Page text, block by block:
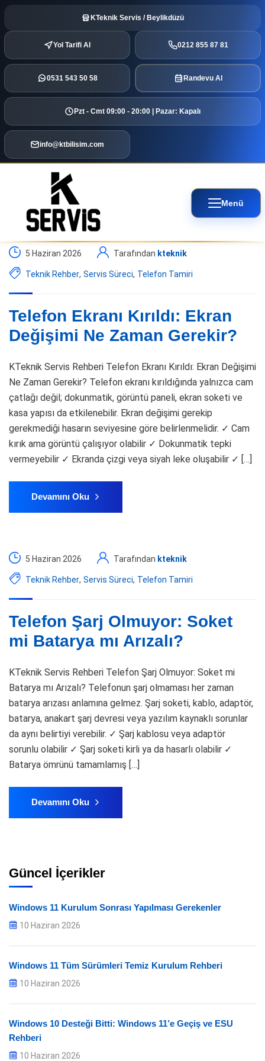
KTeknik Servis / Beylikdüzü
Yol Tarifi Al 0212 855 87 81
0531 543 50 58 Randevu Al
Pzt - Cmt 09:00 - 20:00 | Pazar: Kapalı
info@ktbilisim.com
Menü
5 Haziran 2026 Tarafından kteknik
Teknik Rehber, Servis Süreci, Telefon Tamiri
Telefon Ekranı Kırıldı: Ekran
Değişimi Ne Zaman Gerekir?
KTeknik Servis Rehberi Telefon Ekranı Kırıldı: Ekran Değişimi
Ne Zaman Gerekir? Telefon ekranı kırıldığında yalnızca cam
çatlağı değil; dokunmatik, görüntü paneli, ekran soketi ve
kasa yapısı da etkilenebilir. Ekran değişimi gerekip
gerekmediği hasarın seviyesine göre belirlenmelidir. ✓ Cam
kırık ama görüntü çalışıyor olabilir ✓ Dokunmatik tepki
vermeyebilir ✓ Ekranda çizgi veya siyah leke oluşabilir ✓ […]
Devamını Oku
5 Haziran 2026 Tarafından kteknik
Teknik Rehber, Servis Süreci, Telefon Tamiri
Telefon Şarj Olmuyor: Soket
mi Batarya mı Arızalı?
KTeknik Servis Rehberi Telefon Şarj Olmuyor: Soket mi
Batarya mı Arızalı? Telefonun şarj olmaması her zaman
batarya arızası anlamına gelmez. Şarj soketi, kablo, adaptör,
batarya, anakart şarj devresi veya yazılım kaynaklı sorunlar
da aynı belirtiyi verebilir. ✓ Şarj kablosu veya adaptör
sorunlu olabilir ✓ Şarj soketi kirli ya da hasarlı olabilir ✓
Batarya ömrünü tamamlamış […]
Devamını Oku
Güncel İçerikler
Windows 11 Kurulum Sonrası Yapılması Gerekenler
10 Haziran 2026
Windows 11 Tüm Sürümleri Temiz Kurulum Rehberi
10 Haziran 2026
Windows 10 Desteği Bitti: Windows 11’e Geçiş ve ESU
Rehberi
10 Haziran 2026